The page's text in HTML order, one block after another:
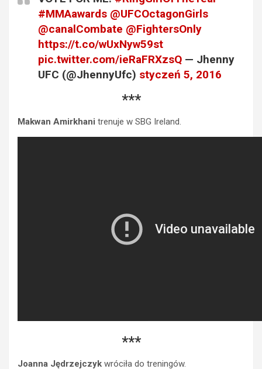
#MMAawards @UFCOctagonGirls
@canalCombate @FightersOnly
https://t.co/wUxNyw59st
pic.twitter.com/ieRaFRXzsQ — Jhenny
UFC (@JhennyUfc) styczeń 5, 2016
***
Makwan Amirkhani trenuje w SBG Ireland.
***
Joanna Jędrzejczyk wróciła do treningów.